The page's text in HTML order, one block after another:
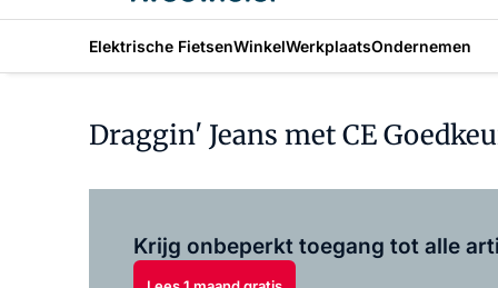
Elektrische FietsenWinkelWerkplaatsOndernemen
Draggin' Jeans met CE
Krijg onbeperkt toegang tot alle